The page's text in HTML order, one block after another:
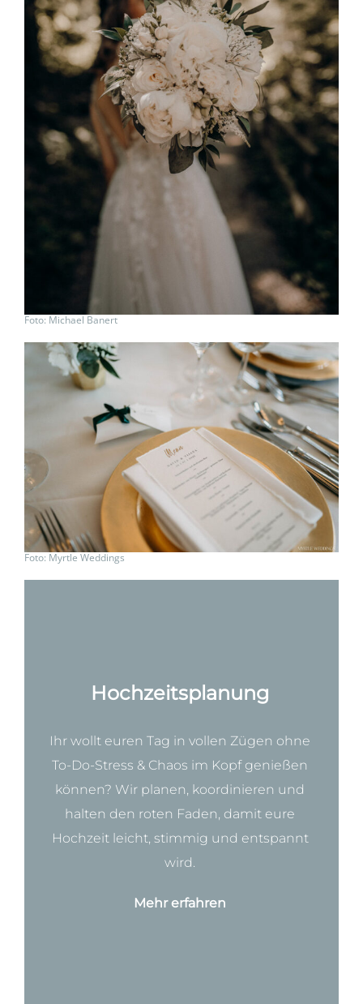
Foto: Michael Banert
Foto: Myrtle Weddings
Hochzeitsplanung
Ihr wollt euren Tag in vollen Zügen ohne
To-Do-Stress & Chaos im Kopf genießen
können? Wir planen, koordinieren und
halten den roten Faden, damit eure
Hochzeit leicht, stimmig und entspannt
wird.
Mehr erfahren